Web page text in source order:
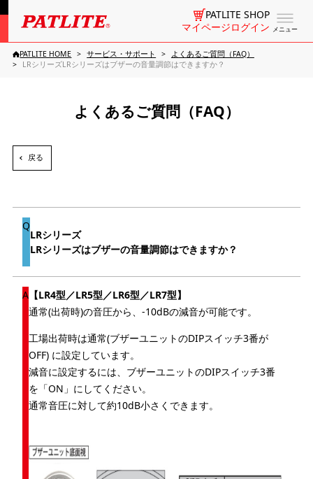
メニュー
PATLITE SHOP
マイページログイン
PATLITE HOME サービス・サポート
よくあるご質問（FAQ）
LRシリーズLRシリーズはブザーの音量調節はできますか？
よくあるご質問（FAQ）
戻る
LRシリーズ
LRシリーズはブザーの音量調節はできますか？
【LR4型／LR5型／LR6型／LR7型】
通常(出荷時)の音圧から、-10dBの減音が可能です。
工場出荷時は通常(ブザーユニットのDIPスイッチ3番が
OFF) に設定しています。
減音に設定するには、ブザーユニットのDIPスイッチ3番
を「ON」にしてください。
通常音圧に対して約10dB小さくできます。